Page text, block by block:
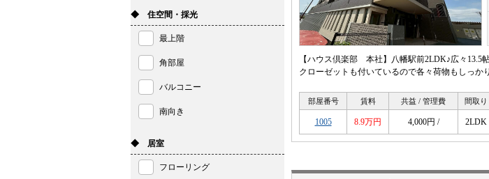
【ハウス倶楽部 本社】八幡駅前2LDK♪広々13.5
クローゼットも付いているので各々荷物もしっか
部屋番号 賃料 共益 / 管理費 間取り
1005 8.9万円 4,000円 / 2LDK
◆ 住空間・採光
最上階
角部屋
バルコニー
南向き
◆ 居室
フローリング